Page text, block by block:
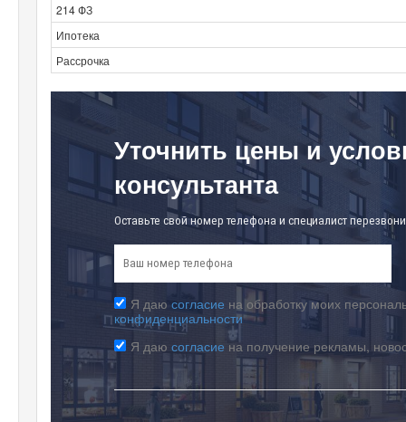
214 ФЗ
Ипотека
Рассрочка
Уточнить цены и
консультанта
Оставьте свой номер телефона и специалист
Я даю согласие на обработку моих
конфиденциальности
Я даю согласие на получение рекламы,